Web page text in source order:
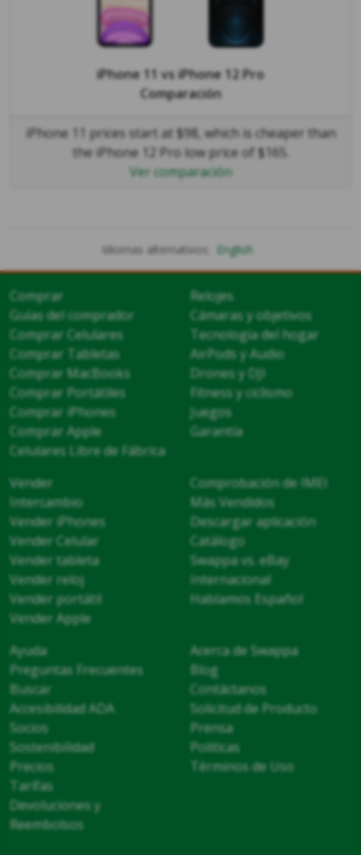
iPhone 11 vsiPhone 12 Pro
Comparación
iPhone 11 prices start at $98, which is cheaper than
the iPhone 12 Pro low price of $165.
Ver comparación
Idiomas alternativos: English
Comprar
Guías del comprador
Comprar Celulares
Comprar Tabletas
Comprar MacBooks
Comprar Portátiles
Comprar iPhones
Comprar Apple
Celulares Libre de Fábrica
Relojes
Cámaras y objetivos
Tecnología del hogar
AirPods y Audio
Drones y DJI
Fitness y ciclismo
Juegos
Garantía
Vender
Intercambio
Vender iPhones
Vender Celular
Vender tableta
Vender reloj
Vender portátil
Vender Apple
Comprobación de IMEI
Más Vendidos
Descargar aplicación
Catálogo
Swappa vs. eBay
Internacional
Hablamos Español
Ayuda
Preguntas Frecuentes
Buscar
Accesibilidad ADA
Socios
Sostenibilidad
Precios
Tarifas
Devoluciones y
Reembolsos
Acerca de Swappa
Blog
Contáctanos
Solicitud de Producto
Prensa
Políticas
Términos de Uso